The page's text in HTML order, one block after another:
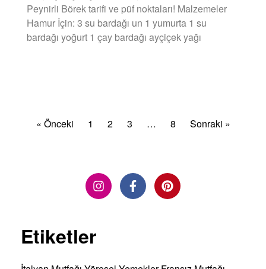
Peynirli Börek tarifi ve püf noktaları! Malzemeler
Hamur İçin: 3 su bardağı un 1 yumurta 1 su
bardağı yoğurt 1 çay bardağı ayçiçek yağı
« Önceki 1 2 3 … 8 Sonraki »
Etiketler